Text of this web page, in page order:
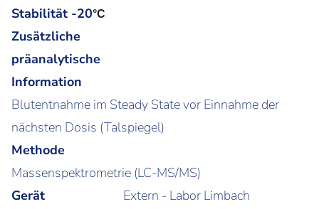
Stabilität -20°C
Zusätzliche
präanalytische
Information
Blutentnahme im Steady State vor Einnahme der
nächsten Dosis (Talspiegel)
Methode
Massenspektrometrie (LC-MS/MS)
Gerät
Extern - Labor Limbach